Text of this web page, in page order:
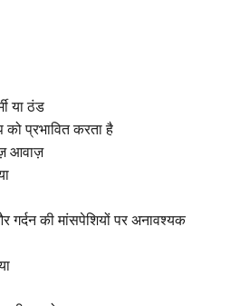
या ठंड
प्रभावित करता है
आवाज़
गर्दन की मांसपेशियों पर अनावश्यक